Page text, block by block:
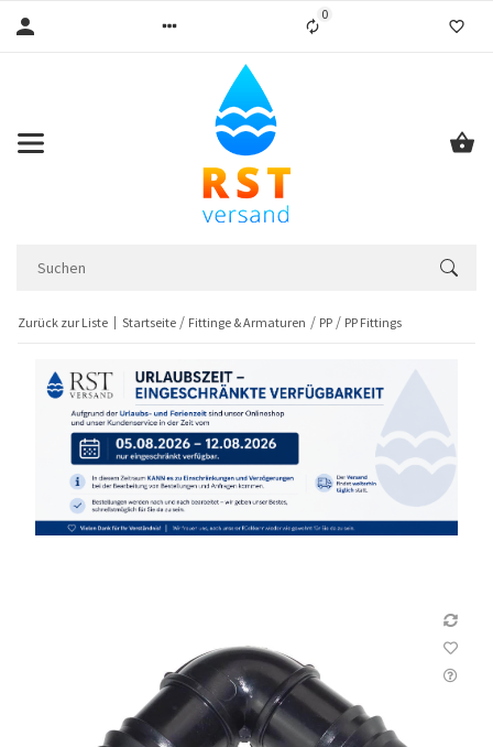
0Liste ist leer
Zurück zur Liste Startseite Fittinge & Armaturen PP PP Fittings